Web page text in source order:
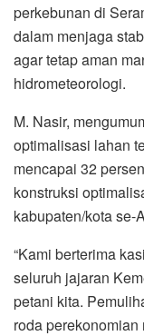
perkebunan di
dalam menjaga
agar tetap aman
hidrometeorologi.
M. Nasir,
optimalisasi lahan
mencapai 32
konstruksi
kabupaten/kota se-
“Kami berterima
seluruh jajaran
petani kita.
roda perekonomian